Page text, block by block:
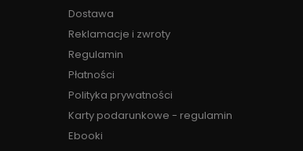
Dostawa
Reklamacje i zwroty
Regulamin
Płatności
Polityka prywatności
Karty podarunkowe - regulamin
Ebooki